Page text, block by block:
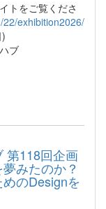
トをご覧くださ
exhibition2026/
ブ
第118回企画
みたのか？
のDesignを